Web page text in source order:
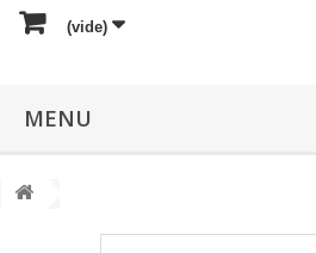
(vide)
MENU